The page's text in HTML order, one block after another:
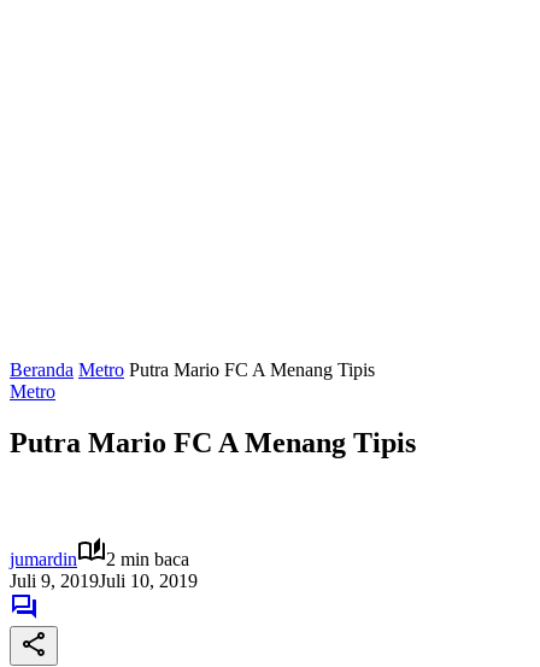
Beranda Metro Putra Mario FC A Menang Tipis
Metro
Putra Mario FC A Menang Tipis
jumardin
2 min baca
Juli 9, 2019Juli 10, 2019